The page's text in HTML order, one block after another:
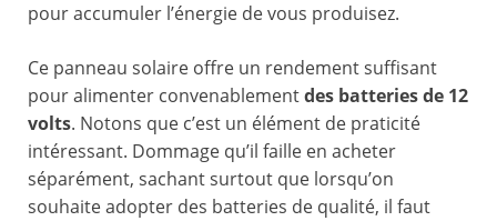
pour accumuler l’énergie de vous produisez.
Ce panneau solaire offre un rendement suffisant
pour alimenter convenablementdes batteries de 12
volts. Notons que c’est un élément de praticité
intéressant. Dommage qu’il faille en acheter
séparément, sachant surtout que lorsqu’on
souhaite adopter des batteries de qualité, il faut